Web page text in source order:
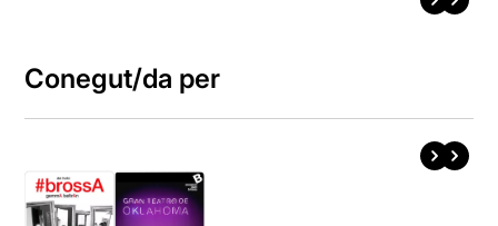
Conegut/da per